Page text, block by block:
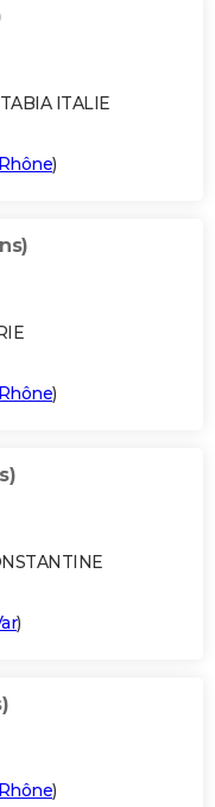
ITALIE
)
)
)
)